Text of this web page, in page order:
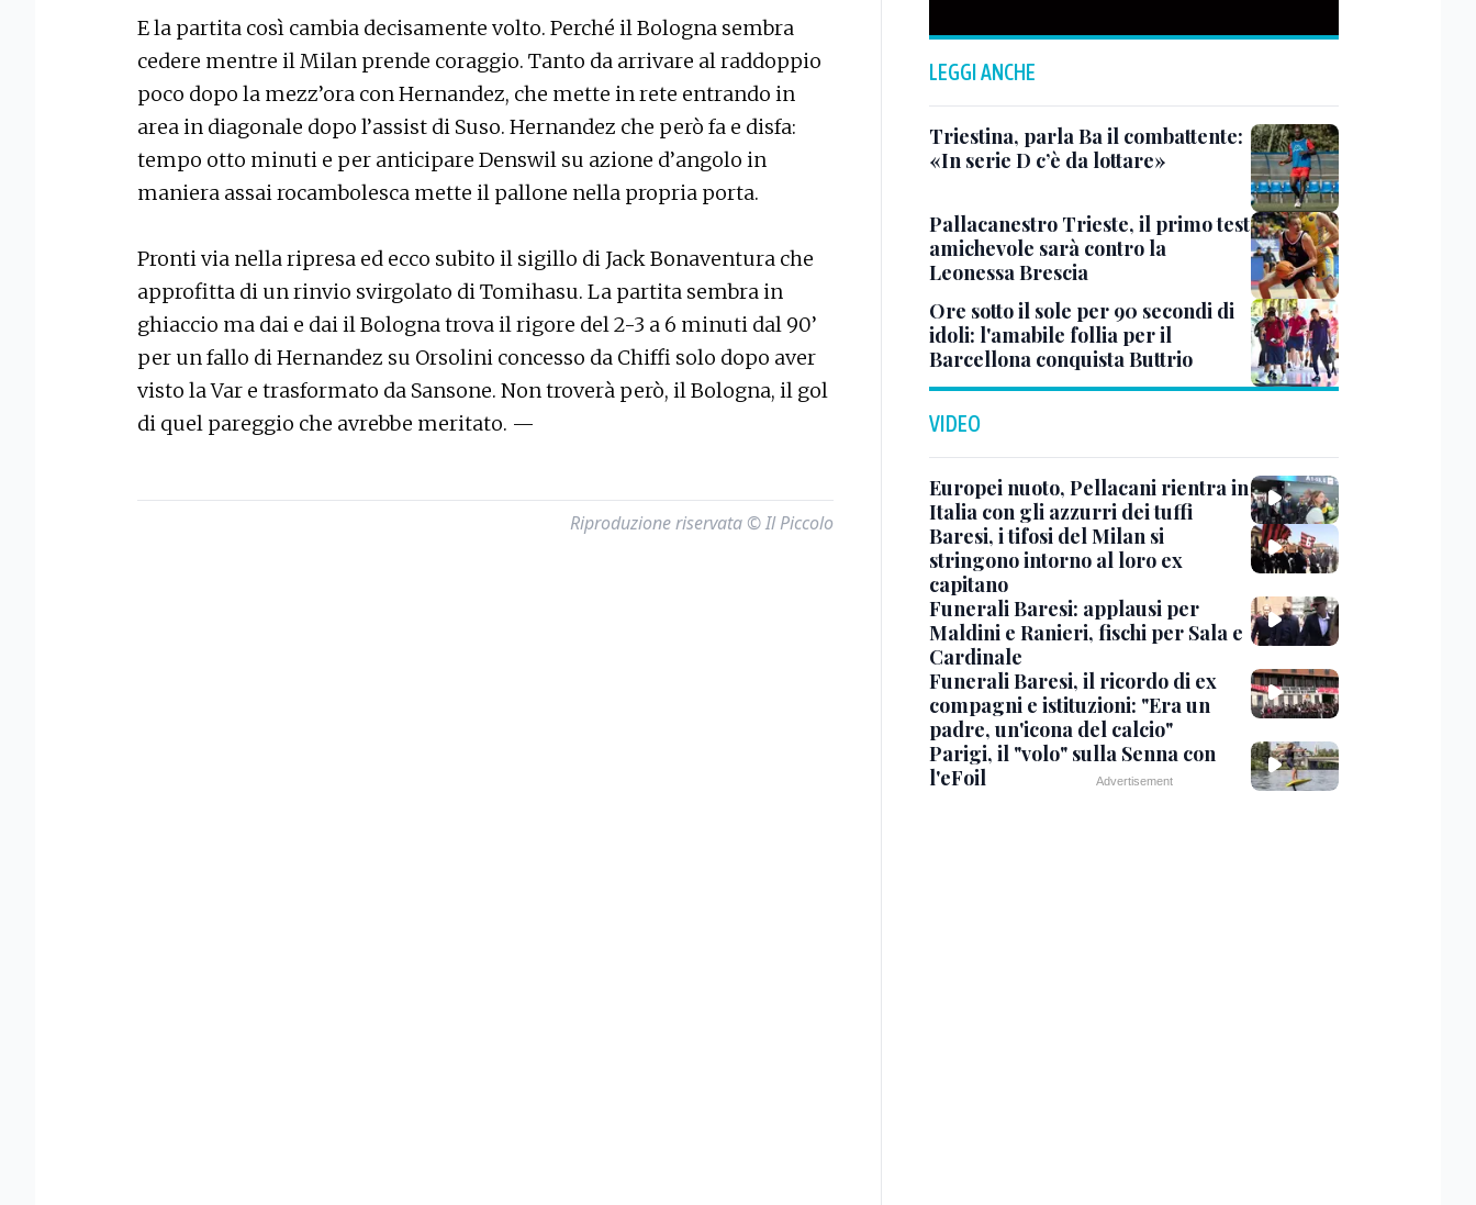
E la partita così cambia decisamente volto. Perché il Bologna sembra
cedere mentre il Milan prende coraggio. Tanto da arrivare al raddoppio
poco dopo la mezz’ora con Hernandez, che mette in rete entrando in
area in diagonale dopo l’assist di Suso. Hernandez che però fa e disfa:
tempo otto minuti e per anticipare Denswil su azione d’angolo in
maniera assai rocambolesca mette il pallone nella propria porta.
Pronti via nella ripresa ed ecco subito il sigillo di Jack Bonaventura che
approfitta di un rinvio svirgolato di Tomihasu. La partita sembra in
ghiaccio ma dai e dai il Bologna trova il rigore del 2-3 a 6 minuti dal 90’
per un fallo di Hernandez su Orsolini concesso da Chiffi solo dopo aver
visto la Var e trasformato da Sansone. Non troverà però, il Bologna, il gol
di quel pareggio che avrebbe meritato. —
Riproduzione riservata © Il Piccolo
LEGGI ANCHE
Triestina, parla Ba il combattente:
«In serie D c’è da lottare»
Pallacanestro Trieste, il primo test
amichevole sarà contro la
Leonessa Brescia
Ore sotto il sole per 90 secondi di
idoli: l'amabile follia per il
Barcellona conquista Buttrio
VIDEO
Europei nuoto, Pellacani rientra in
Italia con gli azzurri dei tuffi
Baresi, i tifosi del Milan si
stringono intorno al loro ex
capitano
Funerali Baresi: applausi per
Maldini e Ranieri, fischi per Sala e
Cardinale
Funerali Baresi, il ricordo di ex
compagni e istituzioni: "Era un
padre, un'icona del calcio"
Parigi, il "volo" sulla Senna con
l'eFoil